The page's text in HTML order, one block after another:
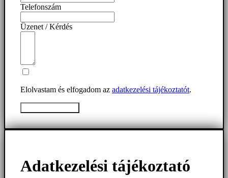
Telefonszám
Üzenet / Kérdés
Elolvastam és elfogadom az adatkezelési tájékoztatót.
Adatkezelési tájékoztató